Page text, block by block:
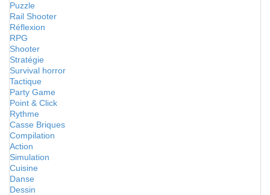
Puzzle
Rail Shooter
Réflexion
RPG
Shooter
Stratégie
Survival horror
Tactique
Party Game
Point & Click
Rythme
Casse Briques
Compilation
Action
Simulation
Cuisine
Danse
Dessin